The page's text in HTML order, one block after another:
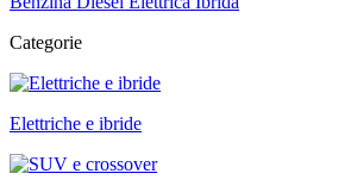
Categorie
Elettriche e ibride